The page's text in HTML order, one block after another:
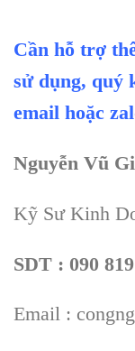
Cần hỗ trợ
sử dụng, quý
email hoặc
Nguyễn Vũ
Kỹ Sư Kinh
SDT : 090
Email :